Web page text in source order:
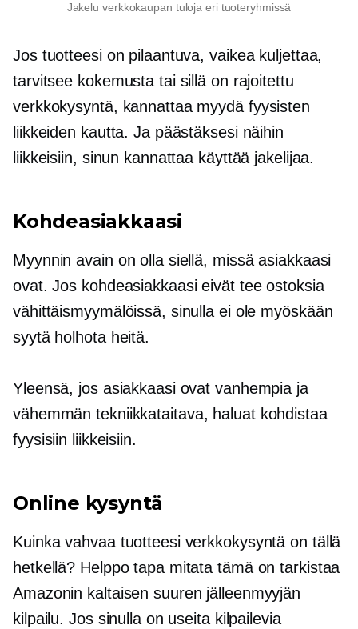
Jakelu verkkokaupan tuloja eri tuoteryhmissä
Jos tuotteesi on pilaantuva, vaikea kuljettaa,
tarvitsee kokemusta tai sillä on rajoitettu
verkkokysyntä, kannattaa myydä fyysisten
liikkeiden kautta. Ja päästäksesi näihin
liikkeisiin, sinun kannattaa käyttää jakelijaa.
Kohdeasiakkaasi
Myynnin avain on olla siellä, missä asiakkaasi
ovat. Jos kohdeasiakkaasi eivät tee ostoksia
vähittäismyymälöissä, sinulla ei ole myöskään
syytä holhota heitä.
Yleensä, jos asiakkaasi ovat vanhempia ja
vähemmäntekniikkataitava, haluat kohdistaa
fyysisiin liikkeisiin.
Online kysyntä
Kuinka vahvaa tuotteesi verkkokysyntä on tällä
hetkellä? Helppo tapa mitata tämä on tarkistaa
Amazonin kaltaisen suuren jälleenmyyjän
kilpailu. Jos sinulla on useita kilpailevia